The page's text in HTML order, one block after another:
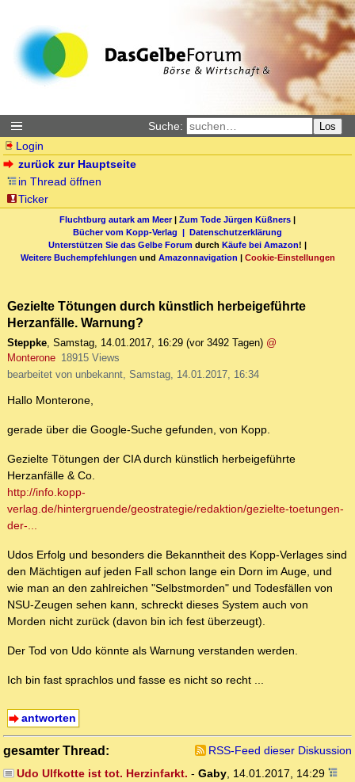
Suche: Los
Login
zurück zur Hauptseite
in Thread öffnen
Ticker
Fluchtburg autark am Meer| Zum Tode Jürgen Küßners |
Bücher vom Kopp-Verlag | Datenschutzerklärung
Unterstützen Sie das Gelbe Forum durch Käufe bei Amazon! |
Weitere Buchempfehlungen und Amazonnavigation | Cookie-Einstellungen
Gezielte Tötungen durch künstlich herbeigeführte
Herzanfälle. Warnung?
Steppke, Samstag, 14.01.2017, 16:29 (vor 3492 Tagen) @
Monterone 18915 Views
bearbeitet von unbekannt, Samstag, 14.01.2017, 16:34
Hallo Monterone,
gerade über die Google-Suche gefunden, von Kopp.
Gezielte Tötungen der CIA durch künstlich herbeigeführte
Herzanfälle & Co.
http://info.kopp-
verlag.de/hintergruende/geostrategie/redaktion/gezielte-toetungen-
der-...
Udos Erfolg und besonders die Bekanntheit des Kopp-Verlages sind
den Mächtigen auf jeden Fall schon lange ein Dorn im Auge, und
wie man an den zahlreichen "Selbstmorden" und Todesfällen von
NSU-Zeugen sehen kann, schreckt dieses System auch von
Morden nicht zurück (davon bin ich fest überzeugt).
Der Tod von Udo könnte als Warnung verstanden werden.
Ich bin fast sprachlos und fasse es nicht so recht ...
antworten
gesamter Thread:
RSS-Feed dieser Diskussion
Udo Ulfkotte ist tot. Herzinfarkt. - Gaby, 14.01.2017, 14:29